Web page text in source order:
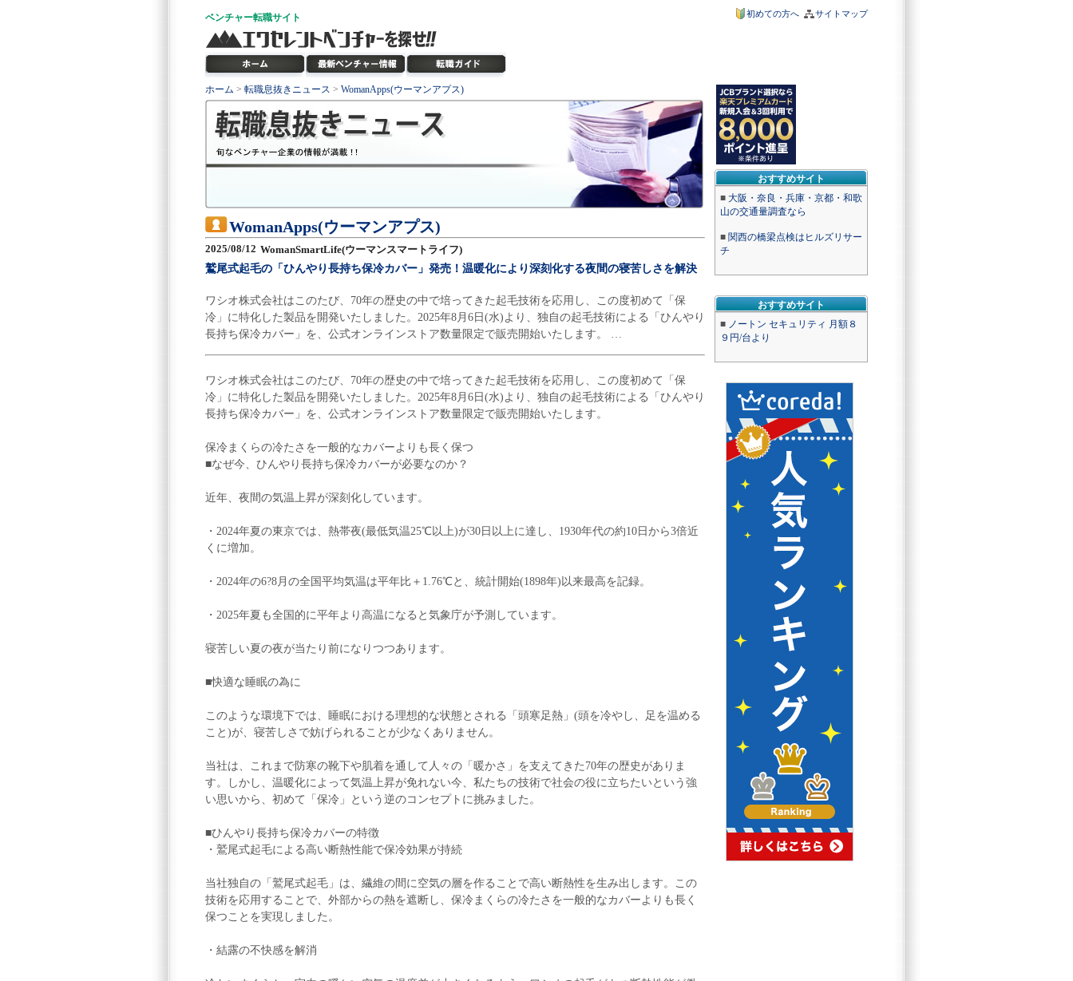
ベンチャー転職サイト サイトマップ
初めての方へ
おすすめサイト
■ 大阪・奈良・兵庫・京都・和歌
山の交通量調査なら
■ 関西の橋梁点検はヒルズリサー
チ
おすすめサイト
■ ノートン セキュリティ 月額８
９円/台より
ホーム > 転職息抜きニュース > WomanApps(ウーマンアプス)
WomanApps(ウーマンアプス)
2025/08/12 WomanSmartLife(ウーマンスマートライフ)
鷲尾式起毛の「ひんやり長持ち保冷カバー」発売！温暖化により深刻化する夜間の寝苦しさを解決
ワシオ株式会社はこのたび、70年の歴史の中で培ってきた起毛技術を応用し、この度初めて「保
冷」に特化した製品を開発いたしました。2025年8月6日(水)より、独自の起毛技術による「ひんやり
長持ち保冷カバー」を、公式オンラインストア数量限定で販売開始いたします。 …
ワシオ株式会社はこのたび、70年の歴史の中で培ってきた起毛技術を応用し、この度初めて「保
冷」に特化した製品を開発いたしました。2025年8月6日(水)より、独自の起毛技術による「ひんやり
長持ち保冷カバー」を、公式オンラインストア数量限定で販売開始いたします。
保冷まくらの冷たさを一般的なカバーよりも長く保つ
■なぜ今、ひんやり長持ち保冷カバーが必要なのか？
近年、夜間の気温上昇が深刻化しています。
・2024年夏の東京では、熱帯夜(最低気温25℃以上)が30日以上に達し、1930年代の約10日から3倍近
くに増加。
・2024年の6?8月の全国平均気温は平年比＋1.76℃と、統計開始(1898年)以来最高を記録。
・2025年夏も全国的に平年より高温になると気象庁が予測しています。
寝苦しい夏の夜が当たり前になりつつあります。
■快適な睡眠の為に
このような環境下では、睡眠における理想的な状態とされる「頭寒足熱」(頭を冷やし、足を温める
こと)が、寝苦しさで妨げられることが少なくありません。
当社は、これまで防寒の靴下や肌着を通して人々の「暖かさ」を支えてきた70年の歴史がありま
す。しかし、温暖化によって気温上昇が免れない今、私たちの技術で社会の役に立ちたいという強
い思いから、初めて「保冷」という逆のコンセプトに挑みました。
■ひんやり長持ち保冷カバーの特徴
・鷲尾式起毛による高い断熱性能で保冷効果が持続
当社独自の「鷲尾式起毛」は、繊維の間に空気の層を作ることで高い断熱性を生み出します。この
技術を応用することで、外部からの熱を遮断し、保冷まくらの冷たさを一般的なカバーよりも長く
保つことを実現しました。
・結露の不快感を解消